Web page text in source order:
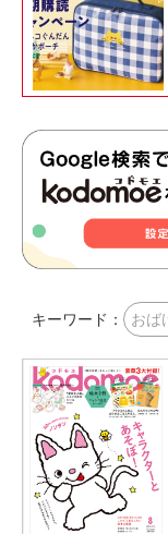
キーワード： おば